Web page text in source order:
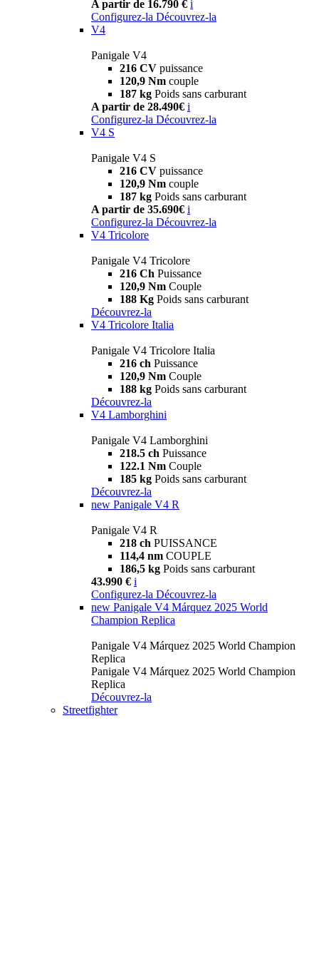
A partir de 16.790 € i
Configurez-la Découvrez-la
V4
Panigale V4
216 CV puissance
120,9 Nm couple
187 kg Poids sans carburant
A partir de 28.490€ i
Configurez-la Découvrez-la
V4 S
Panigale V4 S
216 CV puissance
120,9 Nm couple
187 kg Poids sans carburant
A partir de 35.690€ i
Configurez-la Découvrez-la
V4 Tricolore
Panigale V4 Tricolore
216 Ch Puissance
120,9 Nm Couple
188 Kg Poids sans carburant
Découvrez-la
V4 Tricolore Italia
Panigale V4 Tricolore Italia
216 ch Puissance
120,9 Nm Couple
188 kg Poids sans carburant
Découvrez-la
V4 Lamborghini
Panigale V4 Lamborghini
218.5 ch Puissance
122.1 Nm Couple
185 kg Poids sans carburant
Découvrez-la
new Panigale V4 R
Panigale V4 R
218 ch PUISSANCE
114,4 nm COUPLE
186,5 kg Poids sans carburant
43.990 € i
Configurez-la Découvrez-la
new Panigale V4 Márquez 2025 World
Champion Replica
Panigale V4 Márquez 2025 World Champion
Replica
Panigale V4 Márquez 2025 World Champion
Replica
Découvrez-la
Streetfighter